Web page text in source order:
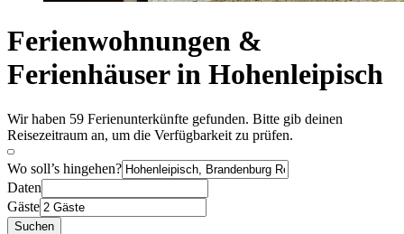
Ferienwohnungen &
Ferienhäuser in Hohenleipisch
Wir haben 59 Ferienunterkünfte gefunden. Bitte gib deinen
Reisezeitraum an, um die Verfügbarkeit zu prüfen.
Wo soll’s hingehen?
Daten
Gäste
Suchen